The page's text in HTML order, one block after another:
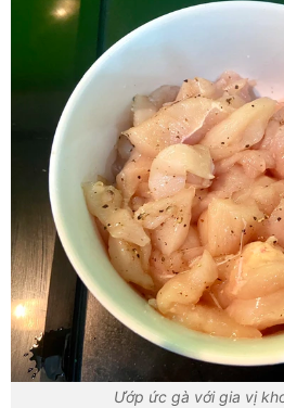
Ướp ức gà với gia vị